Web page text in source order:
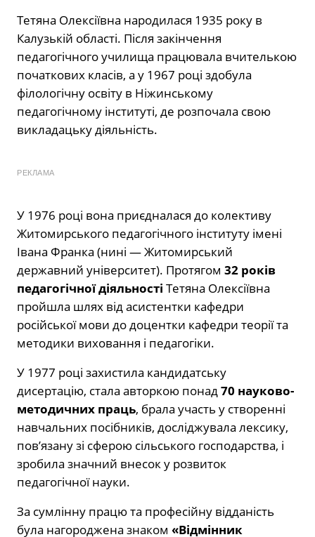
Тетяна Олексіївна народилася 1935 року в
Калузькій області. Після закінчення
педагогічного училища працювала вчителькою
початкових класів, а у 1967 році здобула
філологічну освіту в Ніжинському
педагогічному інституті, де розпочала свою
викладацьку діяльність.
РЕКЛАМА
У 1976 році вона приєдналася до колективу
Житомирського педагогічного інституту імені
Івана Франка (нині — Житомирський
державний університет). Протягом 32 років
педагогічної діяльності Тетяна Олексіївна
пройшла шлях від асистентки кафедри
російської мови до доцентки кафедри теорії та
методики виховання і педагогіки.
У 1977 році захистила кандидатську
дисертацію, стала авторкою понад70 науково-
методичних праць, брала участь у створенні
навчальних посібників, досліджувала лексику,
пов’язану зі сферою сільського господарства, і
зробила значний внесок у розвиток
педагогічної науки.
За сумлінну працю та професійну відданість
була нагороджена знаком «Відмінник